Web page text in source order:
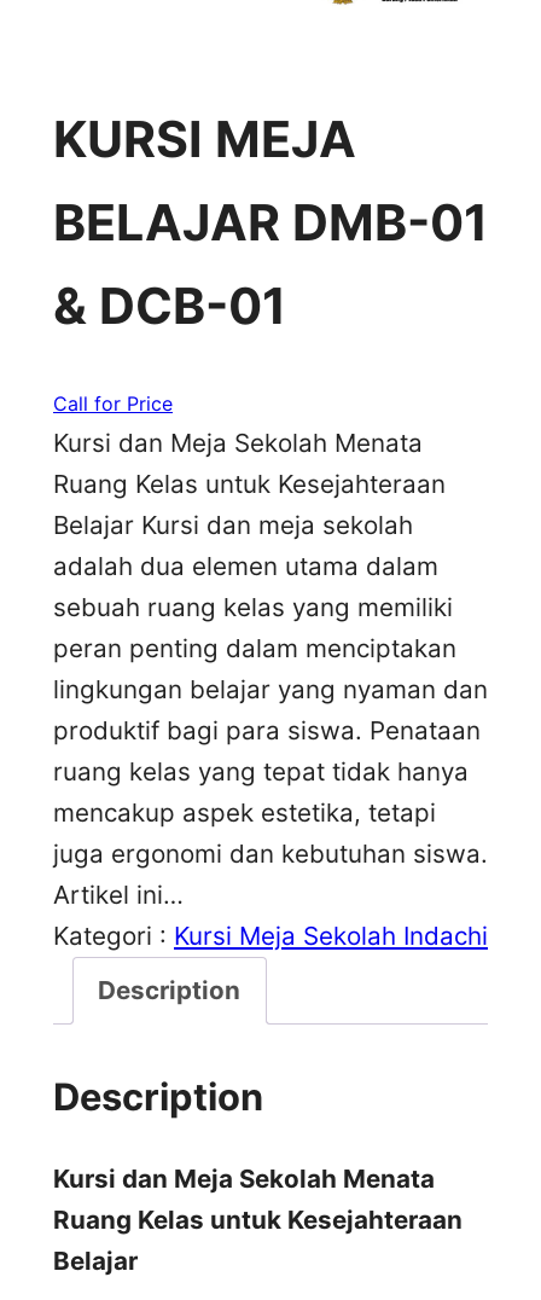
KURSI MEJA
BELAJAR DMB-01
& DCB-01
Call for Price
Kursi dan Meja Sekolah Menata
Ruang Kelas untuk Kesejahteraan
Belajar Kursi dan meja sekolah
adalah dua elemen utama dalam
sebuah ruang kelas yang memiliki
peran penting dalam menciptakan
lingkungan belajar yang nyaman dan
produktif bagi para siswa. Penataan
ruang kelas yang tepat tidak hanya
mencakup aspek estetika, tetapi
juga ergonomi dan kebutuhan siswa.
Artikel ini…
Kategori : Kursi Meja Sekolah Indachi
Description
Description
Kursi dan Meja Sekolah Menata
Ruang Kelas untuk Kesejahteraan
Belajar